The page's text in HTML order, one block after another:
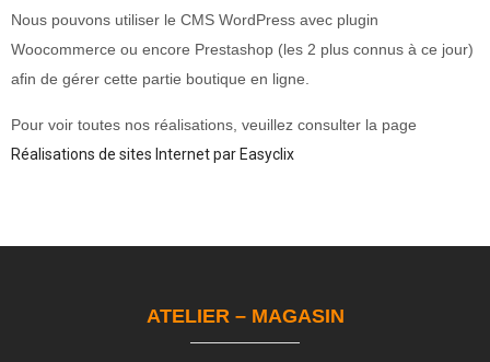
Nous pouvons utiliser le CMS WordPress avec plugin
Woocommerce ou encore Prestashop (les 2 plus connus à ce jour)
afin de gérer cette partie boutique en ligne.
Pour voir toutes nos réalisations, veuillez consulter la page
Réalisations de sites Internet par Easyclix
ATELIER – MAGASIN